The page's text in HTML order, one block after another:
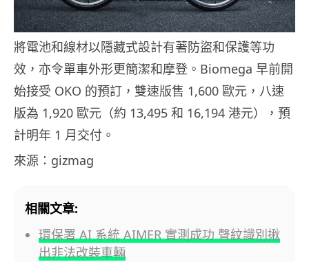
將電池和線材以隱藏式設計有著防盜和保護等功
效，亦令單車外形更簡潔和摩登。Biomega 早前開
始接受 OKO 的預訂，雙速版售 1,600 歐元，八速
版為 1,920 歐元（約 13,495 和 16,194 港元），預
計明年 1 月交付。
來源：gizmag
相關文章:
環保署 AI 系統 AIMER 實測成功 聲紋識別揪
出非法改裝車輛